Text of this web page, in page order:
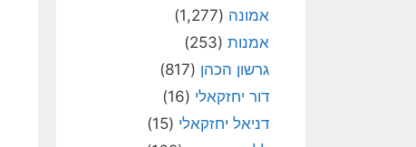
אמונה (1,277)
אמנות (253)
גרשון הכהן (817)
דור יחזקאלי (16)
דניאל יחזקאלי (15)